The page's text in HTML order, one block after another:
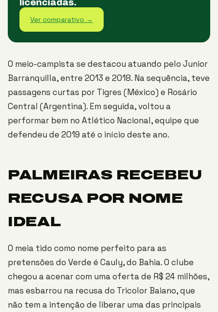
licenciadas.
Ver comparativo →
O meio-campista se destacou atuando pelo Junior
Barranquilla, entre 2013 e 2018. Na sequência, teve
passagens curtas por Tigres (México) e Rosário
Central (Argentina). Em seguida, voltou a
performar bem no Atlético Nacional, equipe que
defendeu de 2019 até o início deste ano.
PALMEIRAS RECEBEU
RECUSA POR NOME
IDEAL
O meia tido como nome perfeito para as
pretensões do Verde é Cauly, do Bahia. O clube
chegou a acenar com uma oferta de R$ 24 milhões,
mas esbarrou na recusa do Tricolor Baiano, que
não tem a intenção de liberar uma das principais